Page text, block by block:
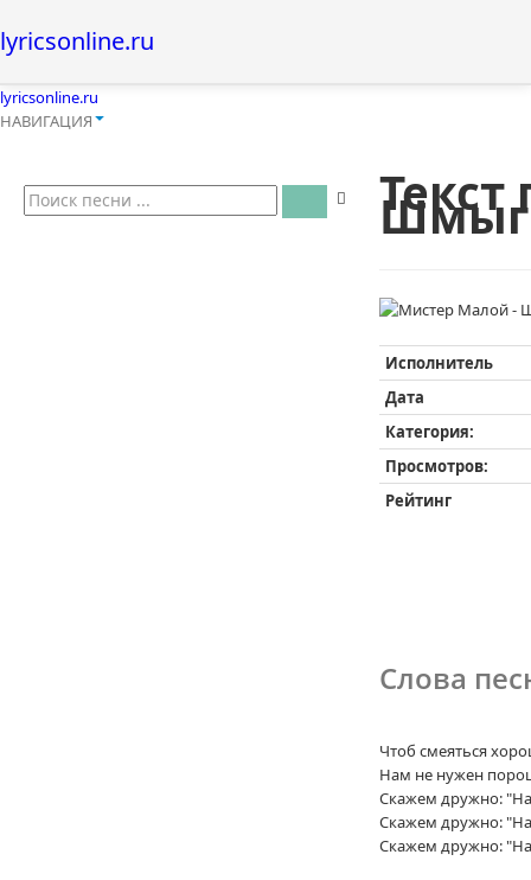
lyricsonline.ru
lyricsonline.ru
НАВИГАЦИЯ
Шмыг
Исполнитель
Дата
Категория:
Просмотров:
Рейтинг
Слова
Чтоб смеяться
Нам не нужен
Скажем дружно:
Скажем дружно:
Скажем дружно: